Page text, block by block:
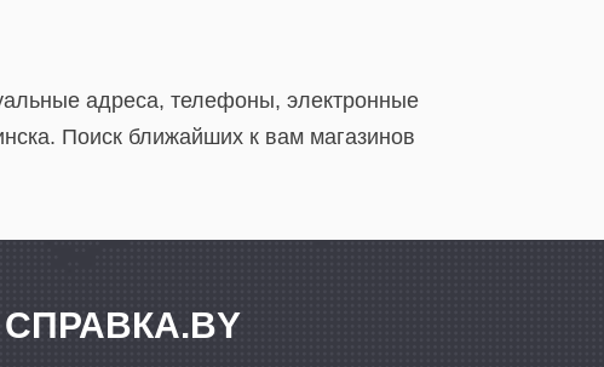
адреса, телефоны, электронные
Поиск ближайших к вам магазинов
СПРАВКА.BY